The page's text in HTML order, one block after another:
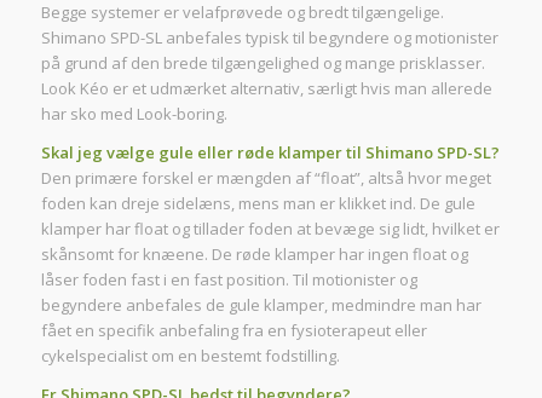
Begge systemer er velafprøvede og bredt tilgængelige.
Shimano SPD-SL anbefales typisk til begyndere og motionister
på grund af den brede tilgængelighed og mange prisklasser.
Look Kéo er et udmærket alternativ, særligt hvis man allerede
har sko med Look-boring.
Skal jeg vælge gule eller røde klamper til Shimano SPD-SL?
Den primære forskel er mængden af “float”, altså hvor meget
foden kan dreje sidelæns, mens man er klikket ind. De gule
klamper har float og tillader foden at bevæge sig lidt, hvilket er
skånsomt for knæene. De røde klamper har ingen float og
låser foden fast i en fast position. Til motionister og
begyndere anbefales de gule klamper, medmindre man har
fået en specifik anbefaling fra en fysioterapeut eller
cykelspecialist om en bestemt fodstilling.